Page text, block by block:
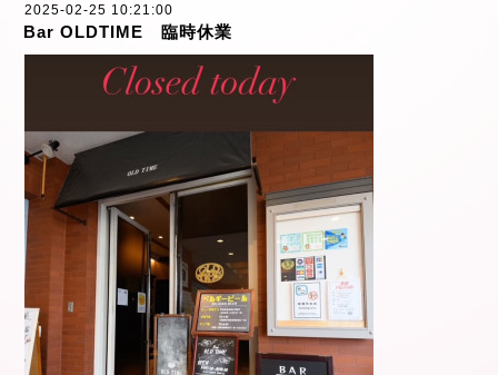
2025-02-25 10:21:00
Bar OLDTIME 臨時休業